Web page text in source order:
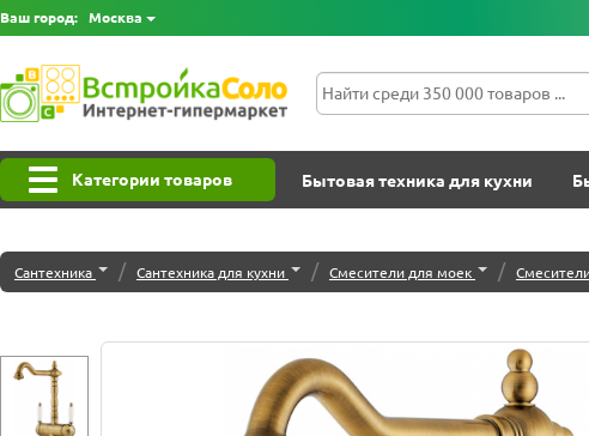
Ваш город: Москва
Категории товаров Бытовая техника для кухни
Сантехника / Сантехника для кухни / Смесители для моек /